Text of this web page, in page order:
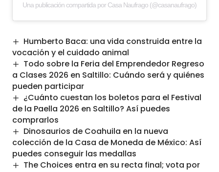
Una publicación compartida por Casa Naufrago (@casanaufrago)
Humberto Baca: una vida construida entre la
vocación y el cuidado animal
Todo sobre la Feria del Emprendedor Regreso
a Clases 2026 en Saltillo: Cuándo será y quiénes
pueden participar
¿Cuánto cuestan los boletos para el Festival
de la Paella 2026 en Saltillo? Así puedes
comprarlos
Dinosaurios de Coahuila en la nueva
colección de la Casa de Moneda de México: Así
puedes conseguir las medallas
The Choices entra en su recta final; vota por